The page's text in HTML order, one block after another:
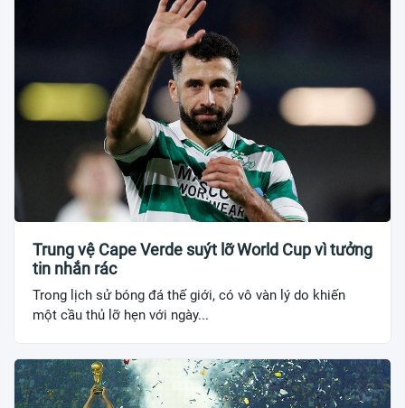
Trung vệ Cape Verde suýt lỡ World Cup vì tưởng
tin nhắn rác
Trong lịch sử bóng đá thế giới, có vô vàn lý do khiến
một cầu thủ lỡ hẹn với ngày...